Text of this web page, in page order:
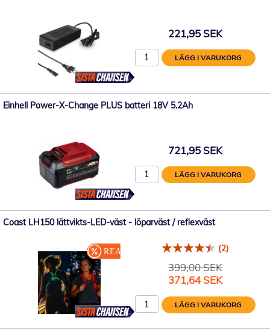
221,95 SEK
LÄGG I VARUKORG
Einhell Power-X-Change PLUS batteri 18V 5.2Ah
721,95 SEK
LÄGG I VARUKORG
Coast LH150 lättvikts-LED-väst - löparväst / reflexväst
(2)
399,00 SEK
Specialpris
371,64 SEK
LÄGG I VARUKORG